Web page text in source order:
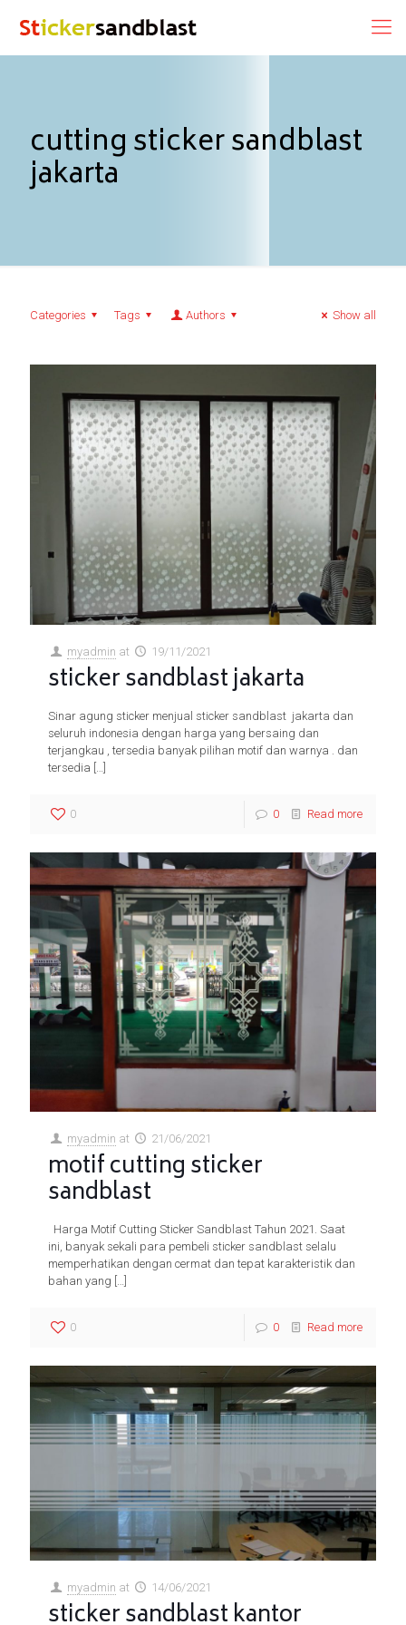
cutting sticker sandblast
jakarta
Categories Tags Authors Show all
myadmin at 19/11/2021
sticker sandblast jakarta
Sinar agung sticker menjual sticker sandblast jakarta dan
seluruh indonesia dengan harga yang bersaing dan
terjangkau , tersedia banyak pilihan motif dan warnya . dan
tersedia […]
0 0 Read more
myadmin at 21/06/2021
motif cutting sticker
sandblast
Harga Motif Cutting Sticker Sandblast Tahun 2021. Saat
ini, banyak sekali para pembeli sticker sandblast selalu
memperhatikan dengan cermat dan tepat karakteristik dan
bahan yang […]
0 0 Read more
myadmin at 14/06/2021
sticker sandblast kantor